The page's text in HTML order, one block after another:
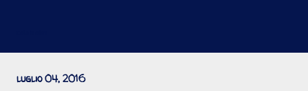
luglio 04, 2016